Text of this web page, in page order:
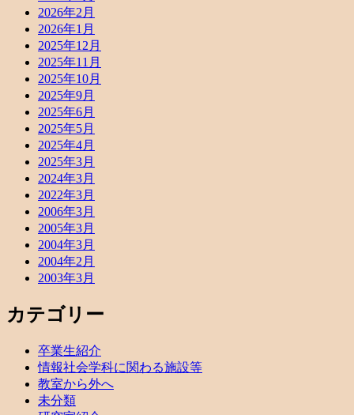
2026年2月
2026年1月
2025年12月
2025年11月
2025年10月
2025年9月
2025年6月
2025年5月
2025年4月
2025年3月
2024年3月
2022年3月
2006年3月
2005年3月
2004年3月
2004年2月
2003年3月
カテゴリー
卒業生紹介
情報社会学科に関わる施設等
教室から外へ
未分類